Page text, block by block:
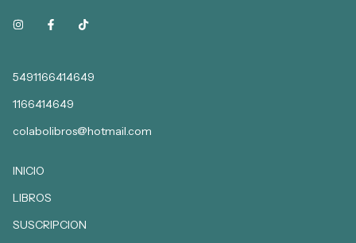
5491166414649
1166414649
colabolibros@hotmail.com
INICIO
LIBROS
SUSCRIPCION